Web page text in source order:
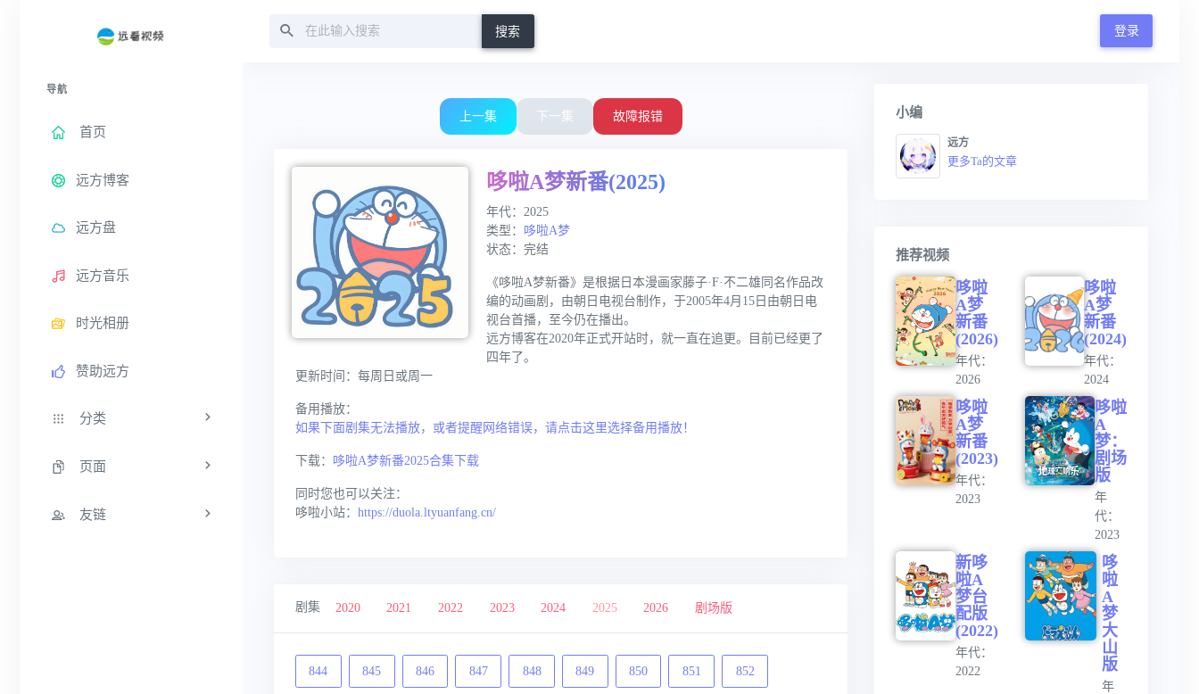
导航
首页
远方博客
远方盘
远方音乐
时光相册
赞助远方
分类
页面
友链
登录
搜索
上一集 下一集 故障报错
哆啦A梦新番(2025)
年代：2025
类型： 哆啦A梦
状态：完结
《哆啦A梦新番》是根据日本漫画家藤子·F·不二雄同名作品改
编的动画剧，由朝日电视台制作，于2005年4月15日由朝日电
视台首播，至今仍在播出。
远方博客在2020年正式开站时，就一直在追更。目前已经更了
四年了。
更新时间：每周日或周一
备用播放：
如果下面剧集无法播放，或者提醒网络错误，请点击这里选择备用播放！
下载： 哆啦A梦新番2025合集下载
同时您也可以关注：
哆啦小站： https://duola.ltyuanfang.cn/
剧集 2020 2021 2022 2023 2024 2025 2026 剧场版
844 845 846 847 848 849 850 851 852
小编
远方
更多Ta的文章
推荐视频
哆啦
A梦
新番
(2026)
年代：
2026
哆啦
A梦
新番
(2024)
年代：
2024
哆啦
A梦
新番
(2023)
年代：
2023
哆啦
A
梦：
剧场
版
年
代：
2023
新哆
啦A
梦台
配版
(2022)
年代：
2022
哆
啦
A
梦
大
山
版
年